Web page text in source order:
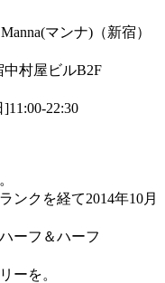
マンナ)（新宿）
中村屋ビルB2F
22:30
ンクを経て2014年10月
ーフ＆ハーフ
ーを。